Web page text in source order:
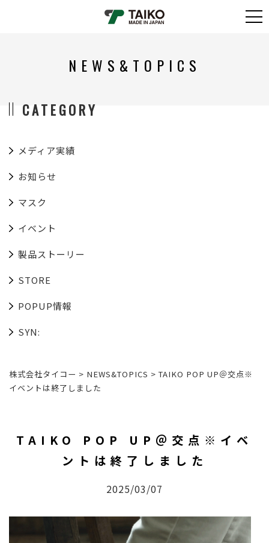
NEWS&TOPICS
CATEGORY
メディア実績
お知らせ
マスク
イベント
製品ストーリー
STORE
POPUP情報
SYN:
株式会社タイコー > NEWS&TOPICS > TAIKO POP UP＠交点※
イベントは終了しました
TAIKO POP UP＠交点※イベ
ントは終了しました
2025/03/07